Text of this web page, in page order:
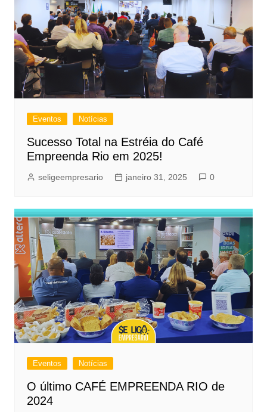
Eventos Notícias
Sucesso Total na Estréia do Café
Empreenda Rio em 2025!
seligeempresario janeiro 31, 2025 0
Eventos Notícias
O último CAFÉ EMPREENDA RIO de
2024